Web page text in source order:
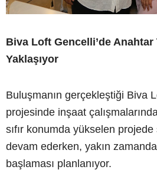
Biva Loft Gencelli’de Anahtar
Yaklaşıyor
Buluşmanın gerçekleştiği Biva
projesinde inşaat
sıfır konumda yükselen projede
devam ederken, yakın
başlaması planlanıyor.